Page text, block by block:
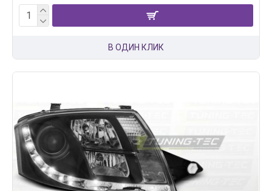
В ОДИН КЛИК